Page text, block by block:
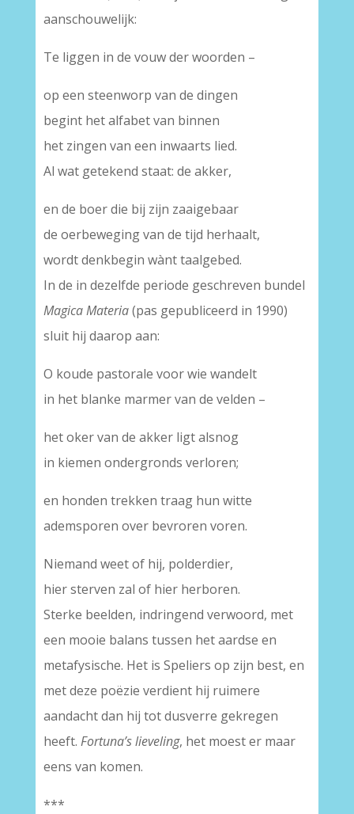
aanschouwelijk:
Te liggen in de vouw der woorden –
op een steenworp van de dingen
begint het alfabet van binnen
het zingen van een inwaarts lied.
Al wat getekend staat: de akker,
en de boer die bij zijn zaaigebaar
de oerbeweging van de tijd herhaalt,
wordt denkbegin wànt taalgebed.
In de in dezelfde periode geschreven bundel
Magica Materia(pas gepubliceerd in 1990)
sluit hij daarop aan:
O koude pastorale voor wie wandelt
in het blanke marmer van de velden –
het oker van de akker ligt alsnog
in kiemen ondergronds verloren;
en honden trekken traag hun witte
ademsporen over bevroren voren.
Niemand weet of hij, polderdier,
hier sterven zal of hier herboren.
Sterke beelden, indringend verwoord, met
een mooie balans tussen het aardse en
metafysische. Het is Speliers op zijn best, en
met deze poëzie verdient hij ruimere
aandacht dan hij tot dusverre gekregen
heeft. Fortuna’s lieveling, het moest er maar
eens van komen.
***